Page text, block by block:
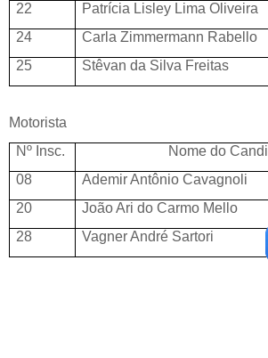
22
Patrícia Lisley Lima Oliveira
24
Carla Zimmermann Rabello
25
Stêvan da Silva Freitas
Motorista
Nº Insc.
Nome do
08
Ademir Antônio Cavagnoli
20
João Ari do Carmo Mello
28
Vagner André Sartori